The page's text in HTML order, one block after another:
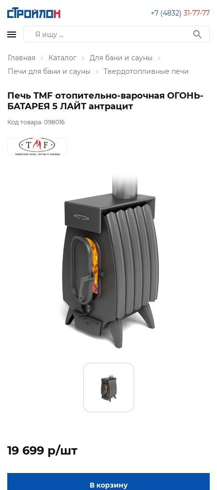
+7 (4832) 31-77-77
Главная Каталог
Для бани и сауны
Печи для бани и сауны
Твердотопливные печи
Печь TMF отопительно-варочная ОГОНЬ-
БАТАРЕЯ 5 ЛАЙТ антрацит
Код товара: 098016
19 699 p/шт
В корзину